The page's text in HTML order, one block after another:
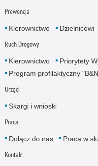
Prewencja
Kierownictwo Dzielnicowi
Ruch Drogowy
Kierownictwo
Priorytety
Program profilaktyczny
Urząd
Skargi i wnioski
Praca
Dołącz do nas Praca w
Kontakt